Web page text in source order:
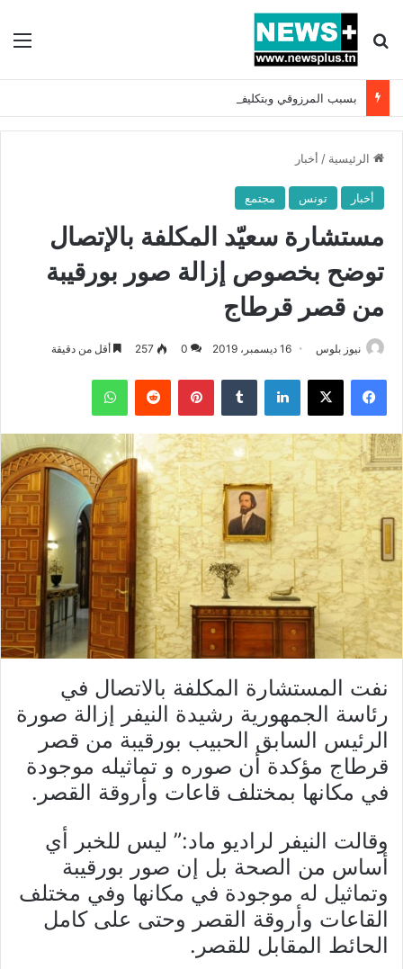
بحث عن
الرئيسية / أخبار
أخبار تونس مجتمع
مستشارة سعيّد المكلفة بالإتصال
توضح بخصوص إزالة صور بورقيبة
من قصر قرطاج
نيوز بلوس 16 ديسمبر، 2019 0
257 أقل من دقيقة
فيسبوك X لينكدإن بينتيريست واتساب
نفت المستشارة المكلفة بالاتصال في
رئاسة الجمهورية رشيدة النيفر إزالة صورة
الرئيس السابق الحبيب بورقيبة من قصر
قرطاج مؤكدة أن صوره و تماثيله موجودة
في مكانها بمختلف قاعات وأروقة القصر.
وقالت النيفر لراديو ماد:” ليس للخبر أي
أساس من الصحة بل إن صور بورقيبة
وتماثيل له موجودة في مكانها وفي مختلف
القاعات وأروقة القصر وحتى على كامل
الحائط المقابل للقصر.